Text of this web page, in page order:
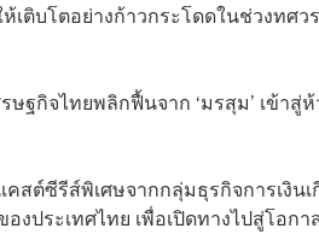
ติบโตอย่างก้าวกระโดดในช่วงทศว
ฐกิจไทยพลิกฟื้นจาก ‘มรสุม’ เข้าสู่ห้
คสต์ซีรีส์พิเศษจากกลุ่มธุรกิจการเงินเ
งประเทศไทย เพื่อเปิดทางไปสู่โอกา